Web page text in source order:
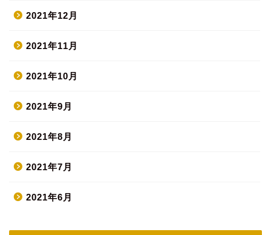
2021年12月
2021年11月
2021年10月
2021年9月
2021年8月
2021年7月
2021年6月